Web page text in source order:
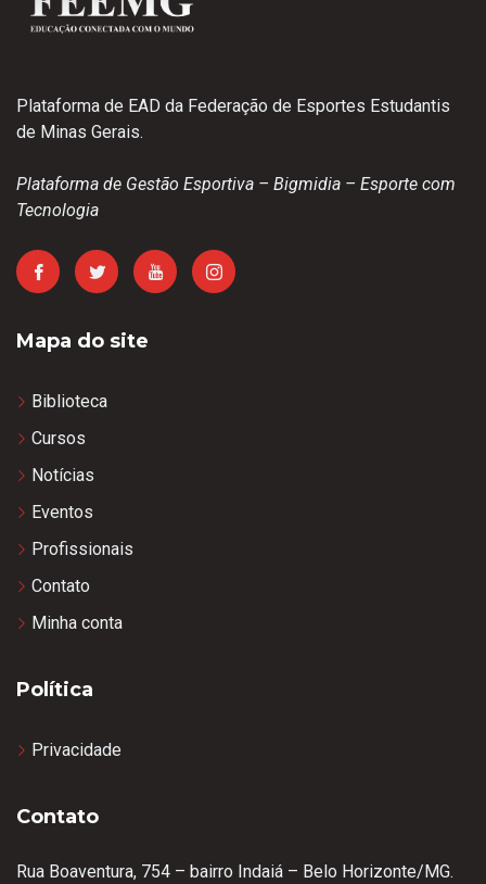
Plataforma de EAD da Federação de Esportes Estudantis
de Minas Gerais.
Plataforma de Gestão Esportiva – Bigmidia – Esporte com
Tecnologia
Mapa do site
Biblioteca
Cursos
Notícias
Eventos
Profissionais
Contato
Minha conta
Política
Privacidade
Contato
Rua Boaventura, 754 – bairro Indaiá – Belo Horizonte/MG.